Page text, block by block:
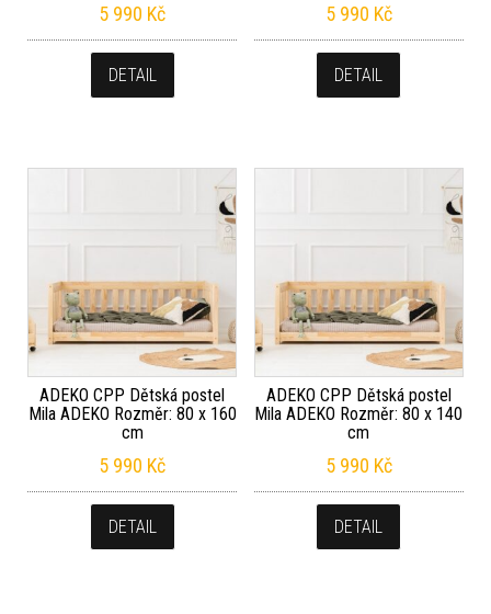
5 990 Kč
DETAIL
5 990 Kč
DETAIL
ADEKO CPP Dětská postel
Mila ADEKO Rozměr: 80 x 160
cm
5 990 Kč
DETAIL
ADEKO CPP Dětská postel
Mila ADEKO Rozměr: 80 x 140
cm
5 990 Kč
DETAIL